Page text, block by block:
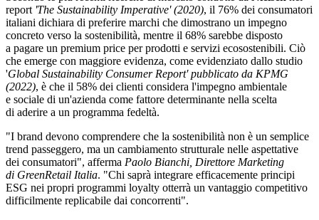
report 'The Sustainability Imperative' (2020), il 76% dei consumatori
italiani dichiara di preferire marchi che dimostrano un impegno
concreto verso la sostenibilità, mentre il 68% sarebbe disposto
a pagare un premium price per prodotti e servizi ecosostenibili. Ciò
che emerge con maggiore evidenza, come evidenziato dallo studio
'Global Sustainability Consumer Report' pubblicato da KPMG
(2022), è che il 58% dei clienti considera l'impegno ambientale
e sociale di un'azienda come fattore determinante nella scelta
di aderire a un programma fedeltà.
"I brand devono comprendere che la sostenibilità non è un semplice
trend passeggero, ma un cambiamento strutturale nelle aspettative
dei consumatori", afferma Paolo Bianchi, Direttore Marketing
di GreenRetail Italia. "Chi saprà integrare efficacemente principi
ESG nei propri programmi loyalty otterrà un vantaggio competitivo
difficilmente replicabile dai concorrenti".